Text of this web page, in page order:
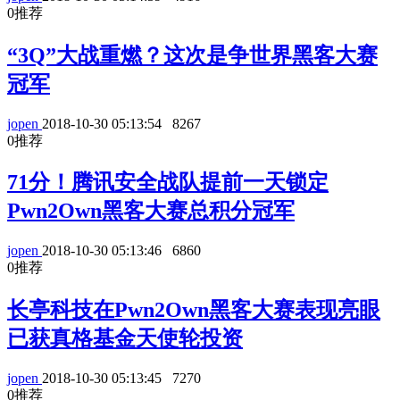
0推荐
“3Q”大战重燃？这次是争世界黑客大赛
冠军
jopen 2018-10-30 05:13:54
8267
0推荐
71分！腾讯安全战队提前一天锁定
Pwn2Own黑客大赛总积分冠军
jopen 2018-10-30 05:13:46
6860
0推荐
长亭科技在Pwn2Own黑客大赛表现亮眼
已获真格基金天使轮投资
jopen 2018-10-30 05:13:45
7270
0推荐